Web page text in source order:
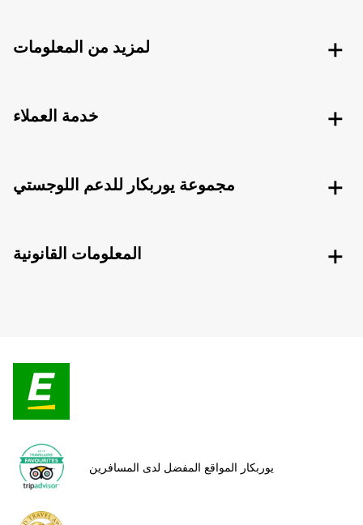
لمزيد من المعلومات
خدمة العملاء
مجموعة يوربكار للدعم اللوجستي
المعلومات القانونية
يوربكار المواقع المفضل لدى المسافرين